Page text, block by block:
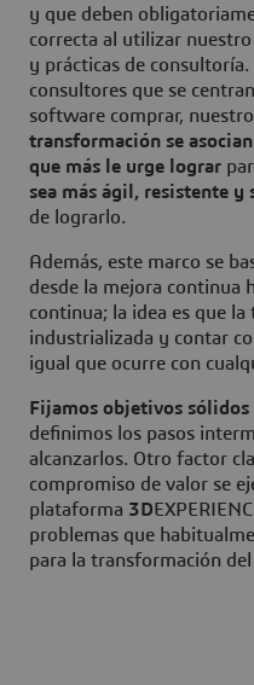
y que deben
correcta al utilizar
y prácticas de
consultores que se
software comprar,
transformación se
que más le urge lograr
sea más ágil, resistente y
de lograrlo.
Además, este marco se
desde la mejora continua
continua; la idea es que
industrializada y contar
igual que ocurre con
Fijamos objetivos
definimos los pasos
alcanzarlos. Otro factor
compromiso de valor se
plataforma 3D
problemas que
para la transformación